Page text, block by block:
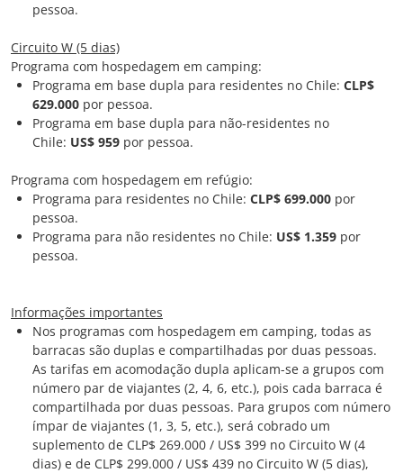
pessoa.
Circuito W (5 dias)
Programa com hospedagem em camping:
Programa em base dupla para residentes no Chile: CLP$
629.000 por pessoa.
Programa em base dupla para não-residentes no
Chile: US$ 959 por pessoa.
Programa com hospedagem em refúgio:
Programa para residentes no Chile: CLP$ 699.000 por
pessoa.
Programa para não residentes no Chile: US$ 1.359 por
pessoa.
Informações importantes
Nos programas com hospedagem em camping, todas as
barracas são duplas e compartilhadas por duas pessoas.
As tarifas em acomodação dupla aplicam-se a grupos com
número par de viajantes (2, 4, 6, etc.), pois cada barraca é
compartilhada por duas pessoas. Para grupos com número
ímpar de viajantes (1, 3, 5, etc.), será cobrado um
suplemento de CLP$ 269.000 / US$ 399 no Circuito W (4
dias) e de CLP$ 299.000 / US$ 439 no Circuito W (5 dias),